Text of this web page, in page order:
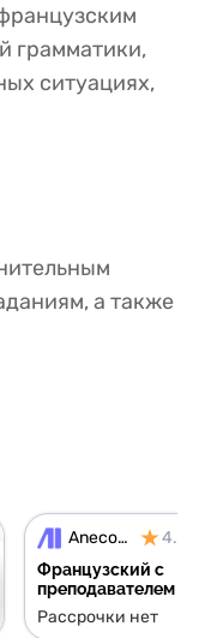
грамматики,
ситуациях,
а также
Anecole 4.71
Французский с
преподавателем
Рассрочки нет